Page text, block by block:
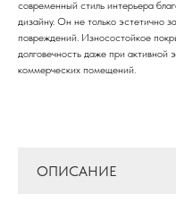
современный стиль интерьера
дизайну. Он не только эстетично
повреждений. Износостойкое
долговечность даже при активной
коммерческих помещений.